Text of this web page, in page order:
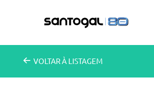
VOLTARÀ LISTAGEM